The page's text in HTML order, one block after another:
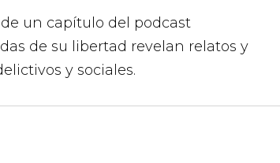
un capítulo del podcast
de su libertad revelan relatos y
y sociales.